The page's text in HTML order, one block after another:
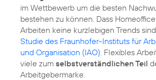
im Wettbewerb um die besten
bestehen zu können. Dass
Arbeiten keine kurzlebigen Trends
Studie des Fraunhofer-Instituts für
und Organisation (IAO) . Flexibles
viele zum selbstverständlichen Teil
Arbeitgebermarke.